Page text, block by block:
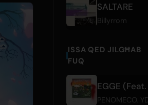
SALTARE
Billyrrom
ISSA QED JILGĦAB
FUQ
EGGE
PENOMECO